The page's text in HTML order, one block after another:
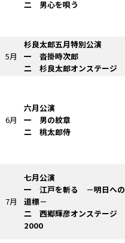
二 男心を唄う
5月
杉良太郎五月特別公演
一 沓掛時次郎
二 杉良太郎オンステージ
6月
六月公演
一 男の紋章
二 桃太郎侍
7月
七月公演
一 江戸を斬る
－明日への
道標－
二 西郷輝彦オンステージ
2000